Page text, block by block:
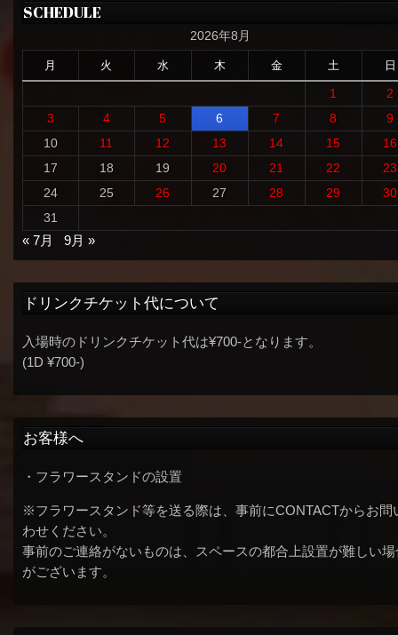
SCHEDULE
2026年8月
月 火 水 木 金 土 日
1
2
3
4 5 6 7 8
9
10
11 12 13 14 15
16
17
18 19 20 21 22
23
24
25 26 27 28 29
30
31
« 7月
9月 »
ドリンクチケット代について
入場時のドリンクチケット代は¥700-となります。
(1D ¥700-)
お客様へ
・フラワースタンドの設置
※フラワースタンド等を送る際は、事前にCONTACTからお問
わせください。
事前のご連絡がないものは、スペースの都合上設置が難しい場
がございます。